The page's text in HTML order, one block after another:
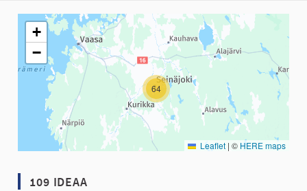
Seuraavassa elementissä on kartta, joka esittää tämän
64
+
−
Leaflet | © HERE maps
109 IDEAA